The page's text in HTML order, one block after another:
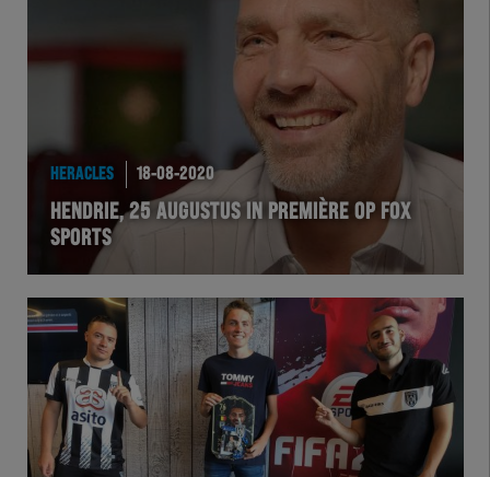
EXCHER
HERTEL
Natuurgras
Wedstrijd
HERACLES 18-08-2020
HENDRIE, 25 AUGUSTUS IN PREMIÈRE OP FOX
SPORTS